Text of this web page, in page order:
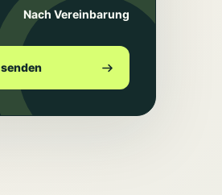
Nach Vereinbarung